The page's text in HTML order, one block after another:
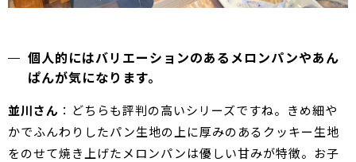
個人的にはバリエーションのあるメロンパンやあん
ぱんが気になります。
並川さん ：どちらも評判の高いシリーズですね。きめ細や
かでふんわりしたパン生地の上に厚みのあるクッキー生地
をのせて焼き上げたメロンパンは優しい甘みが特徴。お子